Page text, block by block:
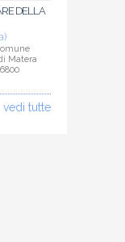
DELLA
Matera
vedi tutte